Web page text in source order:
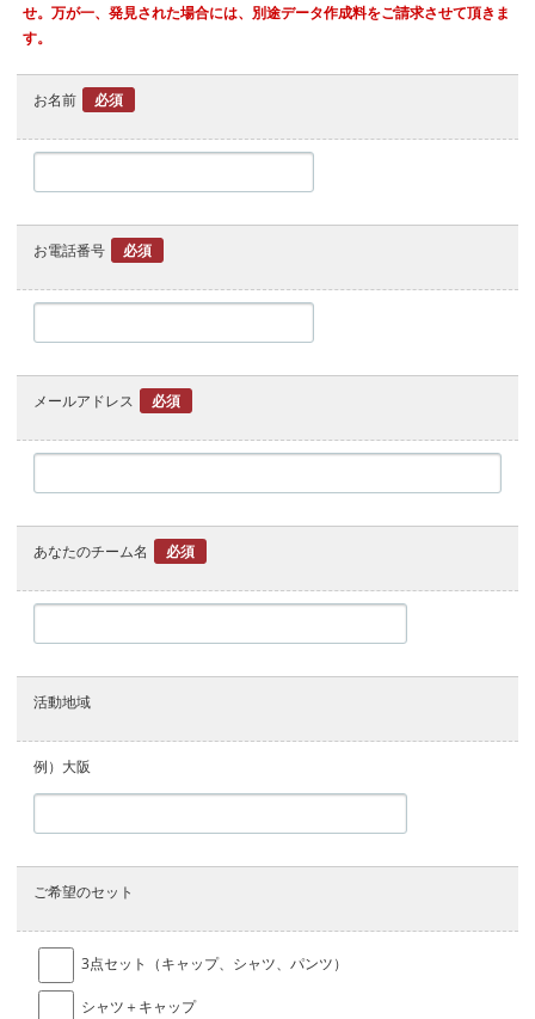
せ。万が一、発見された場合には、別途データ作成料をご請求させて頂きま
す。
お名前 必須
お電話番号 必須
メールアドレス 必須
あなたのチーム名 必須
活動地域
例）大阪
ご希望のセット
3点セット（キャップ、シャツ、パンツ）
シャツ＋キャップ